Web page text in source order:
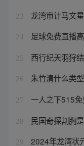
23 龙湾审计马文星
24 足球免费直播
25 西行纪天羽狩
26 朱竹清什么类
27 一人之下515
28 民国奇探割胸
29 2024年龙湾状